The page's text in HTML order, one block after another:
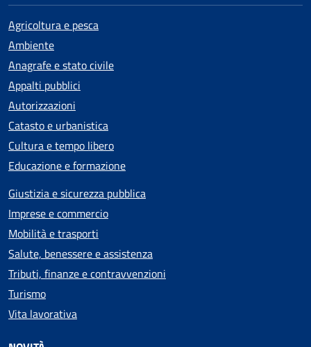
Agricoltura e pesca
Ambiente
Anagrafe e stato civile
Appalti pubblici
Autorizzazioni
Catasto e urbanistica
Cultura e tempo libero
Educazione e formazione
Giustizia e sicurezza pubblica
Imprese e commercio
Mobilità e trasporti
Salute, benessere e assistenza
Tributi, finanze e contravvenzioni
Turismo
Vita lavorativa